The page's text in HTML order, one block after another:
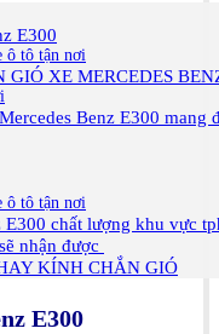
E300
ô tô tận nơi
XE MERCEDES
Benz E300 mang
ô tô tận nơi
chất lượng khu vực
nhận được
KÍNH CHẮN GIÓ
E300